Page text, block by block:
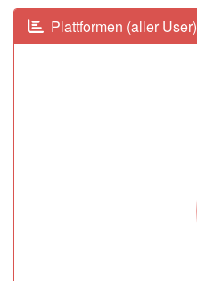
Plattformen (aller User)